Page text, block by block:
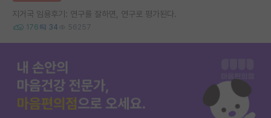
지거국 임용후기: 연구를 잘하면, 연구로 평가된다.
176 34 56257